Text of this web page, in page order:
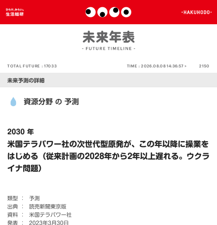
TOTAL FUTURE :17033 TIME :2026.08.08 14:36:57 > 2150
未来予測の詳細
資源分野 の 予測
2030 年
米国テラパワー社の次世代型原発が、この年以降に操業を
はじめる（従来計画の2028年から2年以上遅れる。ウクラ
イナ問題）
類型 ：
予測
出典 ：
読売新聞東京版
資料 ：
米国テラパワー社
発表 ：
2023年3月30日